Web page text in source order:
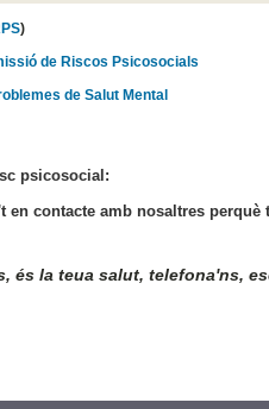
)
de Riscos Psicosocials
de Salut Mental
psicosocial:
contacte amb nosaltres
és la teua salut, telefona'ns,